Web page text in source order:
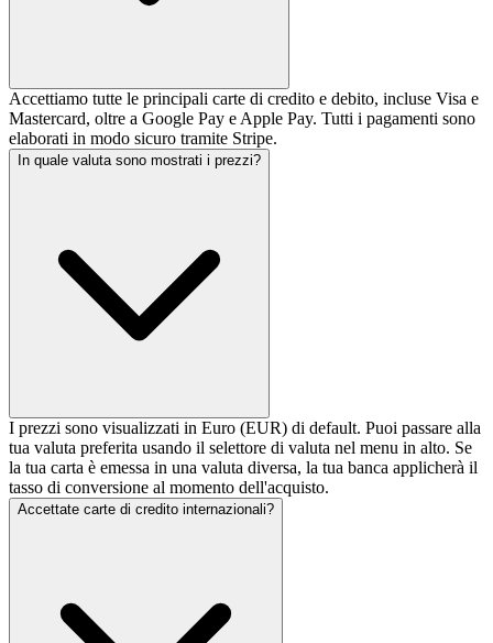
Accettiamo tutte le principali carte di credito e debito, incluse Visa e
Mastercard, oltre a Google Pay e Apple Pay. Tutti i pagamenti sono
elaborati in modo sicuro tramite Stripe.
In quale valuta sono mostrati i prezzi?
I prezzi sono visualizzati in Euro (EUR) di default. Puoi passare alla
tua valuta preferita usando il selettore di valuta nel menu in alto. Se
la tua carta è emessa in una valuta diversa, la tua banca applicherà il
tasso di conversione al momento dell'acquisto.
Accettate carte di credito internazionali?